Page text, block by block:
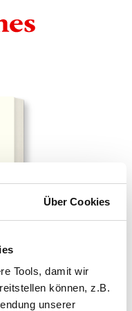
Über Cookies
Tools, damit wir
können, z.B.
unserer